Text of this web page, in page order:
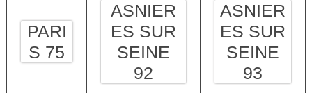
PARI
S 75
ASNIER
ES SUR
SEINE
92
ASNIER
ES SUR
SEINE
93